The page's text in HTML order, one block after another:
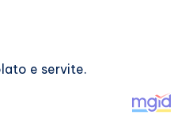
e servite.